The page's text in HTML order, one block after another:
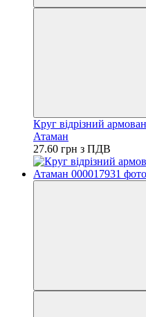
Круг відрізний
Атаман
27.60 грн з ПДВ